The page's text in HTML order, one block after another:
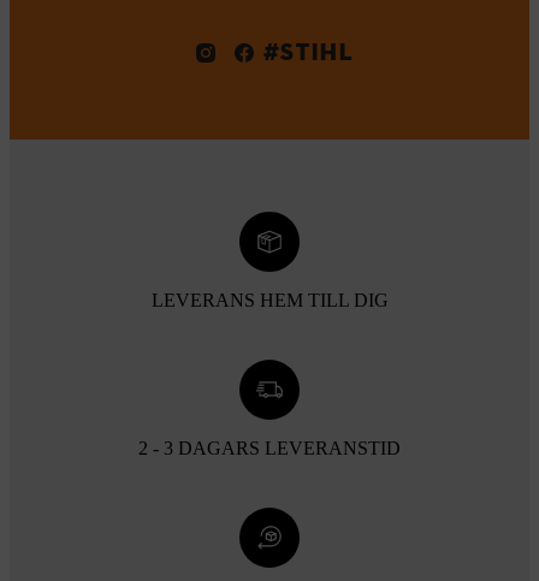
#STIHL
LEVERANS HEM TILL DIG
2 - 3 DAGARS LEVERANSTID